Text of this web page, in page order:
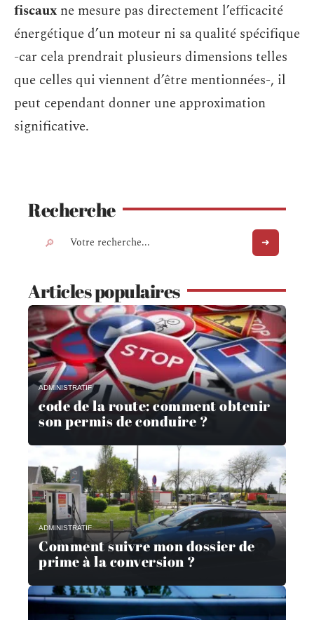
fiscaux ne mesure pas directement l’efficacité
énergétique d’un moteur ni sa qualité spécifique
-car cela prendrait plusieurs dimensions telles
que celles qui viennent d’être mentionnées-, il
peut cependant donner une approximation
significative.
Recherche
Articles populaires
ADMINISTRATIF
code de la route: comment obtenir
son permis de conduire ?
ADMINISTRATIF
Comment suivre mon dossier de
prime à la conversion ?